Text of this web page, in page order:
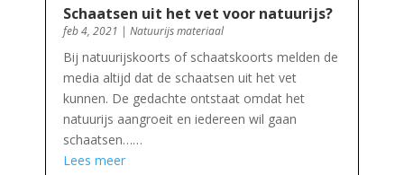
Schaatsen uit het vet voor natuurijs?
feb 4, 2021 | Natuurijs materiaal
Bij natuurijskoorts of schaatskoorts melden de
media altijd dat de schaatsen uit het vet
kunnen. De gedachte ontstaat omdat het
natuurijs aangroeit en iedereen wil gaan
schaatsen……
Lees meer